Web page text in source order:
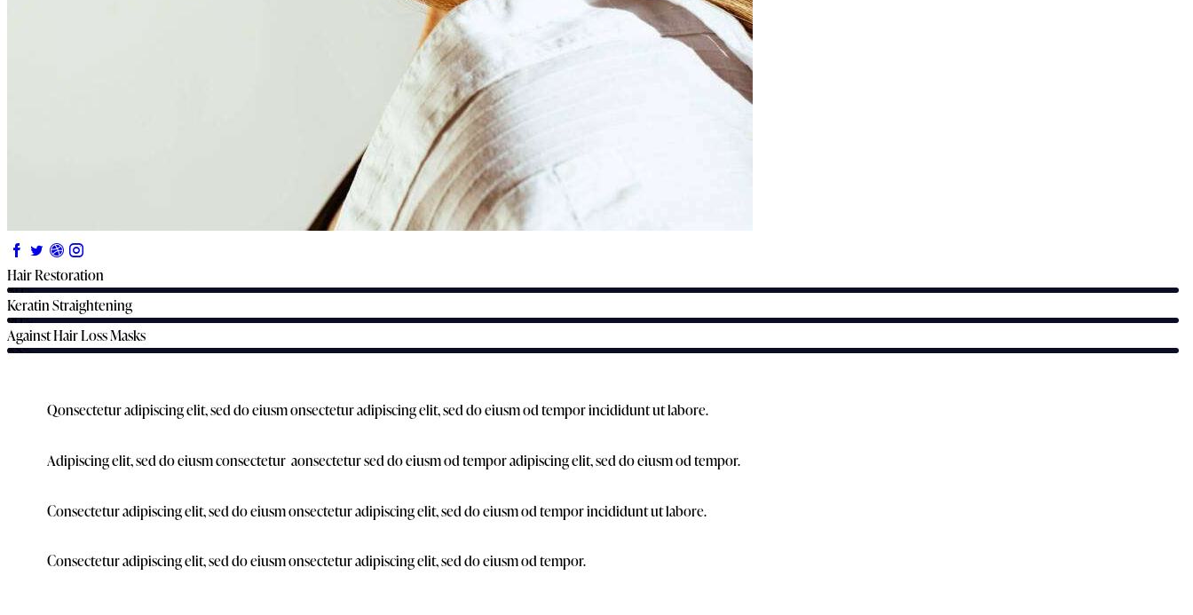
Hair Restoration
80%
Keratin Straightening
90%
Against Hair Loss Masks
88%
Qonsectetur adipiscing elit, sed do eiusm onsectetur adipiscing elit, sed do eiusm od tempor incididunt ut labore.
Adipiscing elit, sed do eiusm consectetur aonsectetur sed do eiusm od tempor adipiscing elit, sed do eiusm od tempor.
Consectetur adipiscing elit, sed do eiusm onsectetur adipiscing elit, sed do eiusm od tempor incididunt ut labore.
Consectetur adipiscing elit, sed do eiusm onsectetur adipiscing elit, sed do eiusm od tempor.